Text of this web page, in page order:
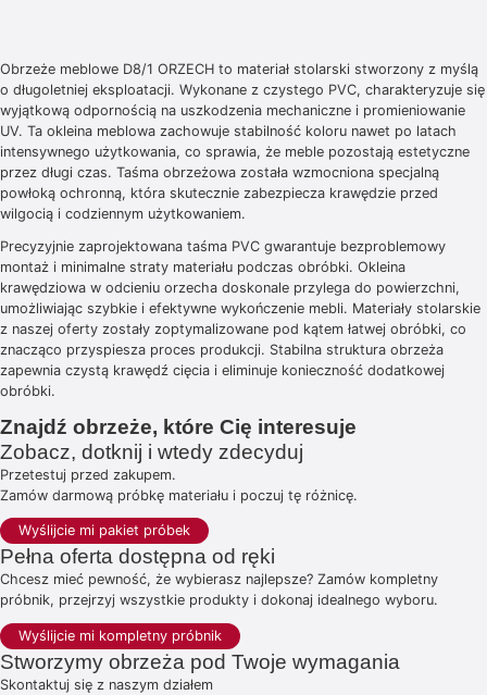
Obrzeże meblowe D8/1 ORZECH to materiał stolarski stworzony z myślą
o długoletniej eksploatacji. Wykonane z czystego PVC, charakteryzuje się
wyjątkową odpornością na uszkodzenia mechaniczne i promieniowanie
UV. Ta okleina meblowa zachowuje stabilność koloru nawet po latach
intensywnego użytkowania, co sprawia, że meble pozostają estetyczne
przez długi czas. Taśma obrzeżowa została wzmocniona specjalną
powłoką ochronną, która skutecznie zabezpiecza krawędzie przed
wilgocią i codziennym użytkowaniem.
Precyzyjnie zaprojektowana taśma PVC gwarantuje bezproblemowy
montaż i minimalne straty materiału podczas obróbki. Okleina
krawędziowa w odcieniu orzecha doskonale przylega do powierzchni,
umożliwiając szybkie i efektywne wykończenie mebli. Materiały stolarskie
z naszej oferty zostały zoptymalizowane pod kątem łatwej obróbki, co
znacząco przyspiesza proces produkcji. Stabilna struktura obrzeża
zapewnia czystą krawędź cięcia i eliminuje konieczność dodatkowej
obróbki.
Znajdź obrzeże, które Cię interesuje
Zobacz, dotknij i wtedy zdecyduj
Przetestuj przed zakupem.
Zamów darmową próbkę materiału i poczuj tę różnicę.
Wyślijcie mi pakiet próbek
Pełna oferta dostępna od ręki
Chcesz mieć pewność, że wybierasz najlepsze? Zamów kompletny
próbnik, przejrzyj wszystkie produkty i dokonaj idealnego wyboru.
Wyślijcie mi kompletny próbnik
Stworzymy obrzeża pod Twoje wymagania
Skontaktuj się z naszym działem